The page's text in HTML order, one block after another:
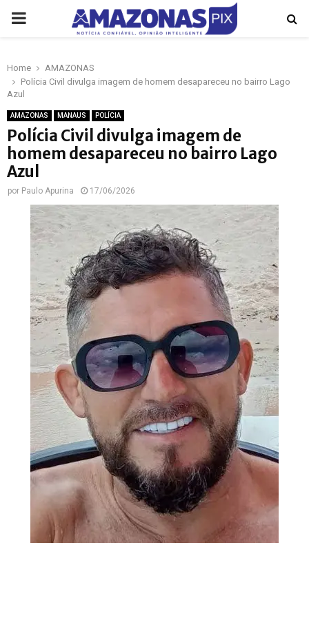
PRIMARY
Home
AMAZONAS
Polícia Civil divulga imagem de homem desapareceu no bairro Lago
Azul
AMAZONAS MANAUS POLÍCIA
Polícia Civil divulga imagem de
homem desapareceu no bairro Lago
Azul
por Paulo Apurina 17/06/2026